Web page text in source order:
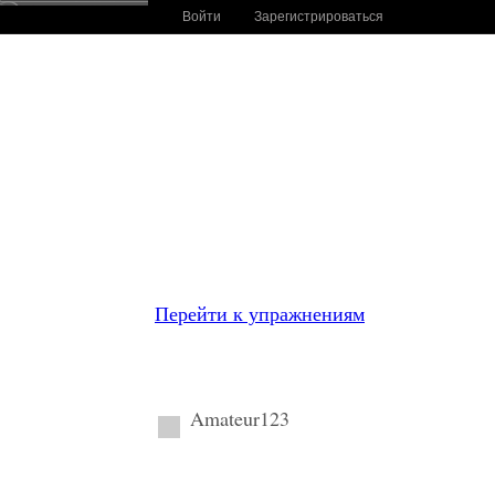
Войти Зарегистрироваться
Перейти к упражнениям
Amateur123